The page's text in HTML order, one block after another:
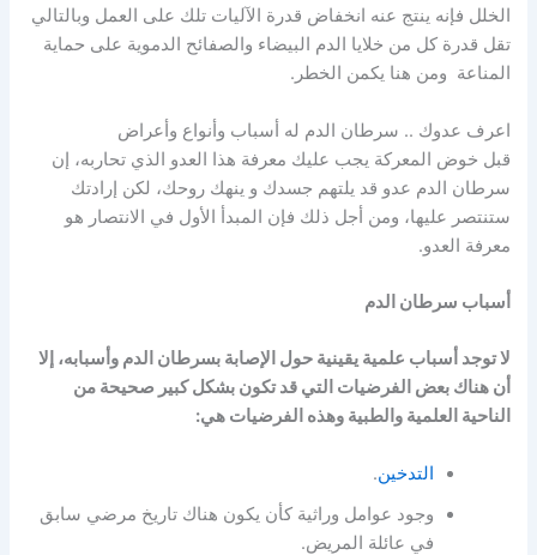
الخلل فإنه ينتج عنه انخفاض قدرة الآليات تلك على العمل وبالتالي
تقل قدرة كل من خلايا الدم البيضاء والصفائح الدموية على حماية
المناعة ومن هنا يكمن الخطر.
اعرف عدوك .. سرطان الدم له أسباب وأنواع وأعراض
قبل خوض المعركة يجب عليك معرفة هذا العدو الذي تحاربه، إن
سرطان الدم عدو قد يلتهم جسدك و ينهك روحك، لكن إرادتك
ستنتصر عليها، ومن أجل ذلك فإن المبدأ الأول في الانتصار هو
معرفة العدو.
أسباب سرطان الدم
لا توجد أسباب علمية يقينية حول الإصابة بسرطان الدم وأسبابه، إلا
أن هناك بعض الفرضيات التي قد تكون بشكل كبير صحيحة من
الناحية العلمية والطبية وهذه الفرضيات هي:
التدخين.
وجود عوامل وراثية كأن يكون هناك تاريخ مرضي سابق
في عائلة المريض.